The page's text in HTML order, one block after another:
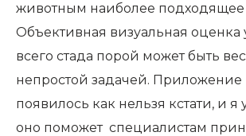
животным наиболее
Объективная визуальная оценка
всего стада порой может быть
непростой задачей. Приложение
появилось как нельзя кстати, и я
оно поможет специалистам